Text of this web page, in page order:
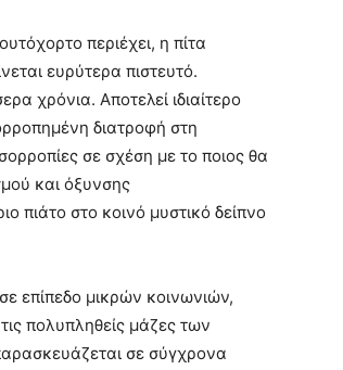
περιέχει, η πίτα
ευρύτερα πιστευτό.
χρόνια. Αποτελεί ιδιαίτερο
διατροφή στη
σε σχέση με το ποιος θα
και όξυνσης
πιάτο στο κοινό μυστικό δείπνο
επίπεδο μικρών κοινωνιών,
πολυπληθείς μάζες των
σε σύγχρονα